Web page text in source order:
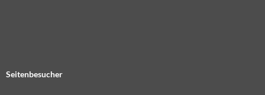
Seitenbesucher